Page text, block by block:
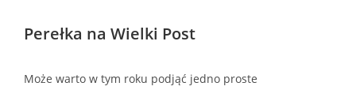
Perełka na Wielki Post
Może warto w tym roku podjąć jedno proste